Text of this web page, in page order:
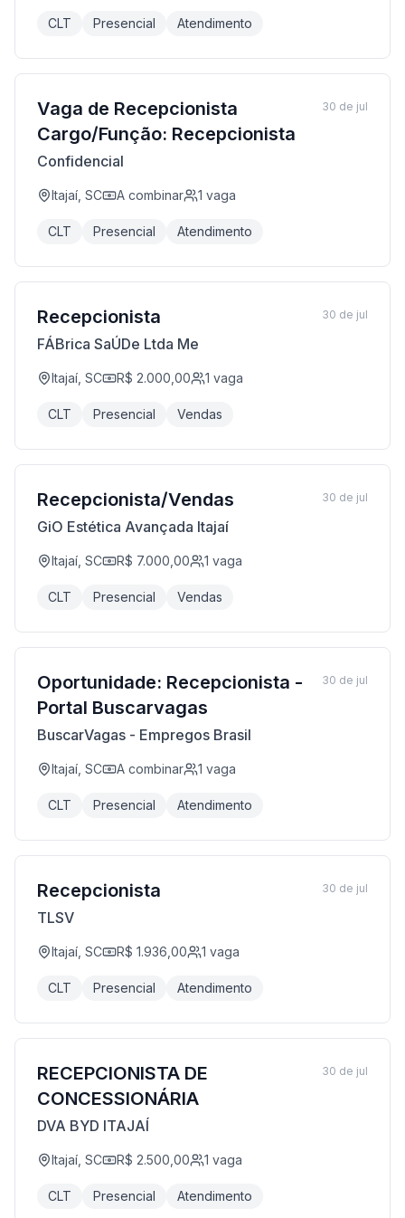
CLT Presencial Atendimento
Vaga de Recepcionista
Cargo/Função: Recepcionista
Confidencial
Itajaí, SC A combinar 1 vaga
CLT Presencial Atendimento
30 de jul
Recepcionista
FÁBrica SaÚDe Ltda Me
Itajaí, SC R$ 2.000,00 1 vaga
CLT Presencial Vendas
30 de jul
Recepcionista/Vendas
GiO Estética Avançada Itajaí
Itajaí, SC R$ 7.000,00 1 vaga
CLT Presencial Vendas
30 de jul
Oportunidade: Recepcionista -
Portal Buscarvagas
BuscarVagas - Empregos Brasil
Itajaí, SC A combinar 1 vaga
CLT Presencial Atendimento
30 de jul
Recepcionista
TLSV
Itajaí, SC R$ 1.936,00 1 vaga
CLT Presencial Atendimento
30 de jul
RECEPCIONISTA DE
CONCESSIONÁRIA
DVA BYD ITAJAÍ
Itajaí, SC R$ 2.500,00 1 vaga
CLT Presencial Atendimento
30 de jul